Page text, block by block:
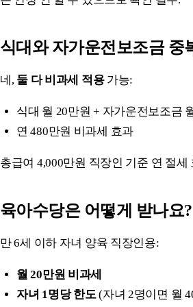
식대와 자가운전보조금 중
네, 둘 다 비과세 적용가능:
식대 월 20만원 + 자가운전보조금
연 480만원 비과세 효과
총급여 4,000만원 직장인 기준 연 절세
육아수당은 어떻게 받나요?
만 6세 이하 자녀 양육 직장인용:
월 20만원 비과세
자녀 1명당 한도 (자녀 2명이면 월